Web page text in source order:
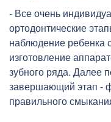
- Все очень
ортодонтические
наблюдение ребенка
изготовление
зубного ряда. Далее
завершающий этап -
правильного